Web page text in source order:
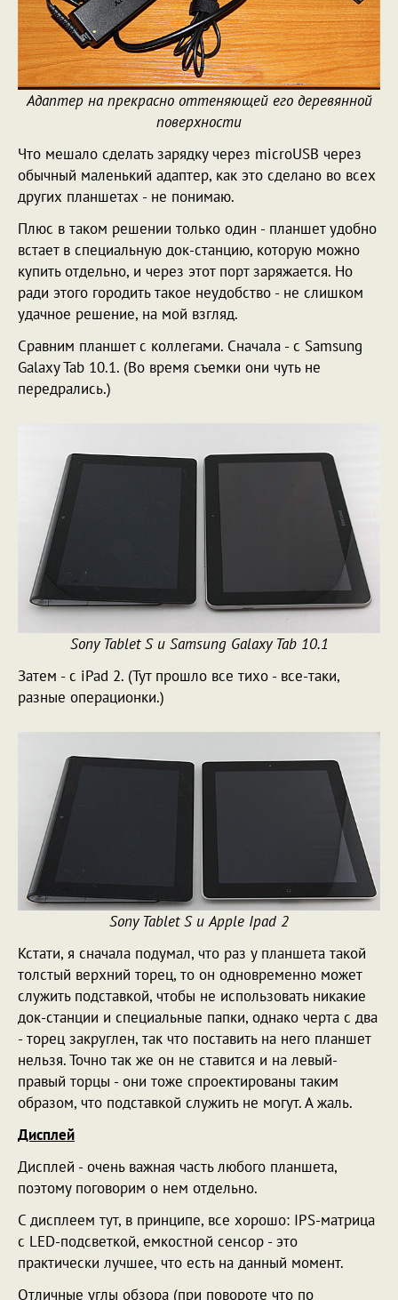
Адаптер на прекрасно оттеняющей его деревянной
поверхности
Что мешало сделать зарядку через microUSB через
обычный маленький адаптер, как это сделано во всех
других планшетах - не понимаю.
Плюс в таком решении только один - планшет удобно
встает в специальную док-станцию, которую можно
купить отдельно, и через этот порт заряжается. Но
ради этого городить такое неудобство - не слишком
удачное решение, на мой взгляд.
Сравним планшет с коллегами. Сначала - с Samsung
Galaxy Tab 10.1. (Во время съемки они чуть не
передрались.)
Sony Tablet S и Samsung Galaxy Tab 10.1
Затем - с iPad 2. (Тут прошло все тихо - все-таки,
разные операционки.)
Sony Tablet S и Apple Ipad 2
Кстати, я сначала подумал, что раз у планшета такой
толстый верхний торец, то он одновременно может
служить подставкой, чтобы не использовать никакие
док-станции и специальные папки, однако черта с два
- торец закруглен, так что поставить на него планшет
нельзя. Точно так же он не ставится и на левый-
правый торцы - они тоже спроектированы таким
образом, что подставкой служить не могут. А жаль.
Дисплей
Дисплей - очень важная часть любого планшета,
поэтому поговорим о нем отдельно.
С дисплеем тут, в принципе, все хорошо: IPS-матрица
с LED-подсветкой, емкостной сенсор - это
практически лучшее, что есть на данный момент.
Отличные углы обзора (при повороте что по